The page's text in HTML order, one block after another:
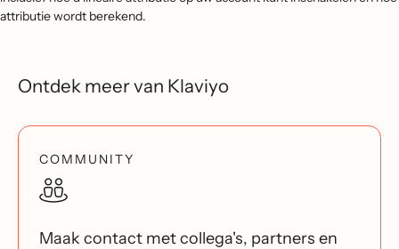
attributie wordt berekend.
Ontdek meer van Klaviyo
COMMUNITY
Maak contact met collega's, partners en